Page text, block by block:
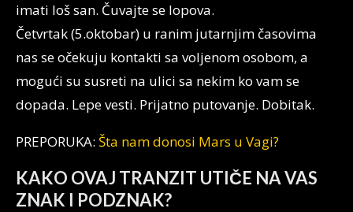
imati loš san. Čuvajte se lopova.
Četvrtak (5.oktobar) u ranim jutarnjim časovima
nas se očekuju kontakti sa voljenom osobom, a
mogući su susreti na ulici sa nekim ko vam se
dopada. Lepe vesti. Prijatno putovanje. Dobitak.
PREPORUKA: Šta nam donosi Mars u Vagi?
KAKO OVAJ TRANZIT UTIČE NA VAS
ZNAK I PODZNAK?